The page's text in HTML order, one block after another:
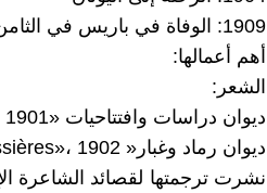
1909: الوفاة في باريس في الثامن عشر من نوفمبر
أهم أعمالها:
الشعر:
ديوان دراسات وافتتاحيات «Études et préludes»، 1901
ديوان رماد وغبار« Cendres et poussières»، 1902